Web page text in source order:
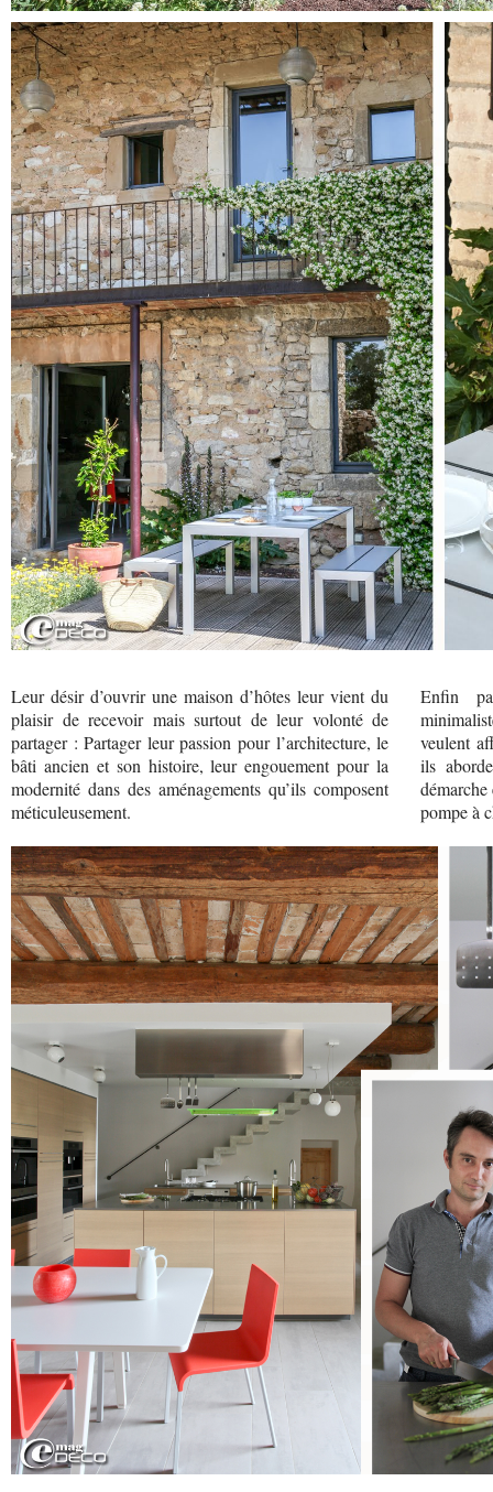
Leur désir d’ouvrir une maison d’hôtes leur vient du
plaisir de recevoir mais surtout de leur volonté de
partager : Partager leur passion pour l’architecture, le
bâti ancien et son histoire, leur engouement pour la
modernité dans des aménagements qu’ils composent
méticuleusement.
Enfin
veulent
ils
pompe à